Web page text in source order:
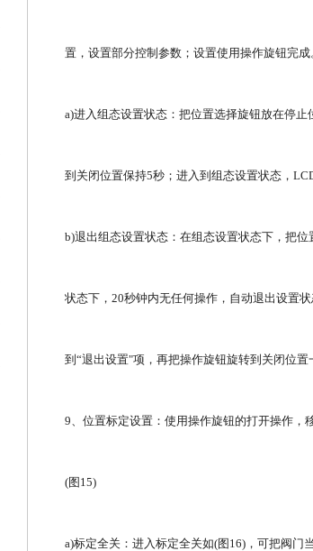
置，设置部分控制参数；设置使用操作旋钮完成
a)进入组态设置状态：把位置选择旋钮放在停
到关闭位置保持5秒；进入到组态设置状态，
b)退出组态设置状态：在组态设置状态下，把
状态下，20秒钟内无任何操作，自动退出设置
到“退出设置"项，再把操作旋钮旋转到关闭位置
9、位置标定设置：使用操作旋钮的打开操作，
(图15)
a)标定全关：进入标定全关如(图16)，可把阀